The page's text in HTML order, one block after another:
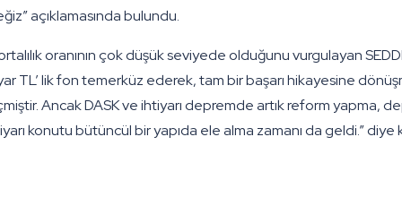
açıklamasında bulundu.
oranının çok düşük seviyede olduğunu vurgulayan
TL’ lik fon temerküz ederek, tam bir başarı hikayesine
Ancak DASK ve ihtiyarı depremde artık reform yapma,
konutu bütüncül bir yapıda ele alma zamanı da geldi.” diye